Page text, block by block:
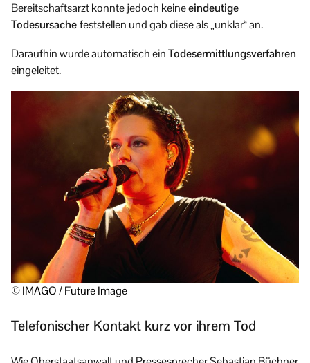
Bereitschaftsarzt konnte jedoch keineeindeutige
Todesursachefeststellen und gab diese als „unklar“ an.
Daraufhin wurde automatisch einTodesermittlungsverfahren
eingeleitet.
© IMAGO / Future Image
Telefonischer Kontakt kurz vor ihrem Tod